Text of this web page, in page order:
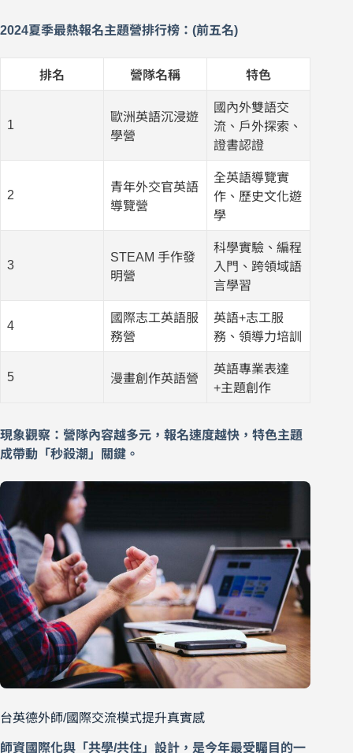
2024夏季最熱報名主題營排行榜：(前五名)
排名 營隊名稱 特色
1
歐洲英語沉浸遊
學營
國內外雙語交
流、戶外探索、
證書認證
2
青年外交官英語
導覽營
全英語導覽實
作、歷史文化遊
學
3
STEAM 手作發
明營
科學實驗、編程
入門、跨領域語
言學習
4
國際志工英語服
務營
英語+志工服
務、領導力培訓
5 漫畫創作英語營
英語專業表達
+主題創作
現象觀察：營隊內容越多元，報名速度越快，特色主題
成帶動「秒殺潮」關鍵。
台英德外師/國際交流模式提升真實感
師資國際化與「共學/共住」設計，是今年最受矚目的一